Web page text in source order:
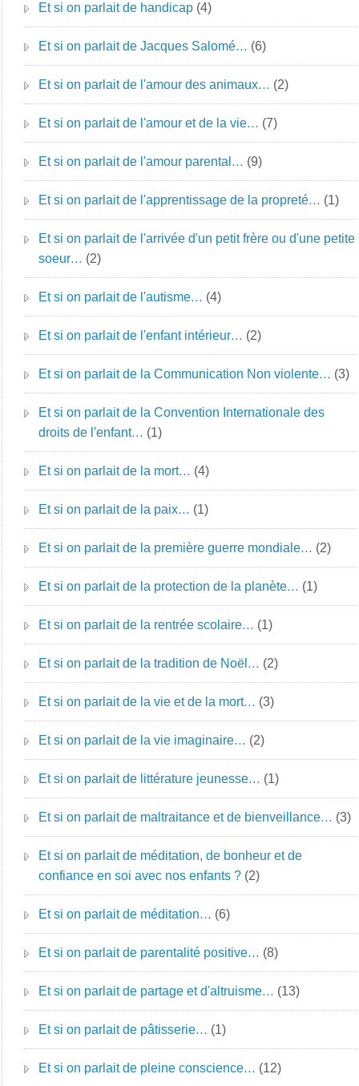
Et si on parlait de handicap (4)
Et si on parlait de Jacques Salomé… (6)
Et si on parlait de l'amour des animaux… (2)
Et si on parlait de l'amour et de la vie… (7)
Et si on parlait de l'amour parental… (9)
Et si on parlait de l'apprentissage de la propreté… (1)
Et si on parlait de l'arrivée d'un petit frère ou d'une petite
soeur… (2)
Et si on parlait de l'autisme… (4)
Et si on parlait de l'enfant intérieur… (2)
Et si on parlait de la Communication Non violente… (3)
Et si on parlait de la Convention Internationale des
droits de l'enfant… (1)
Et si on parlait de la mort… (4)
Et si on parlait de la paix… (1)
Et si on parlait de la première guerre mondiale… (2)
Et si on parlait de la protection de la planète… (1)
Et si on parlait de la rentrée scolaire… (1)
Et si on parlait de la tradition de Noël… (2)
Et si on parlait de la vie et de la mort… (3)
Et si on parlait de la vie imaginaire… (2)
Et si on parlait de littérature jeunesse… (1)
Et si on parlait de maltraitance et de bienveillance… (3)
Et si on parlait de méditation, de bonheur et de
confiance en soi avec nos enfants ? (2)
Et si on parlait de méditation… (6)
Et si on parlait de parentalité positive… (8)
Et si on parlait de partage et d'altruisme… (13)
Et si on parlait de pâtisserie… (1)
Et si on parlait de pleine conscience… (12)